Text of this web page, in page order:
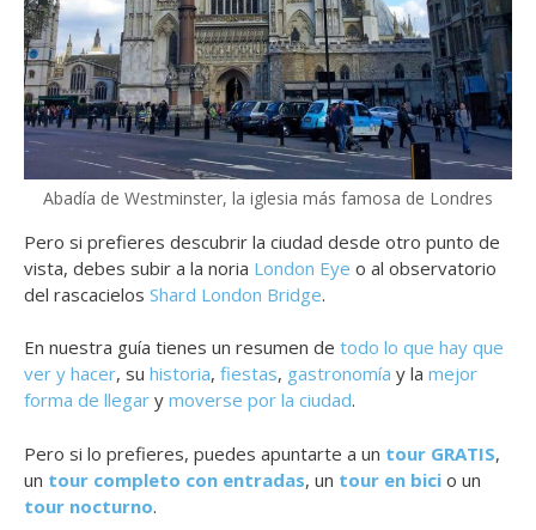
Abadía de Westminster, la iglesia más famosa de Londres
Pero si prefieres descubrir la ciudad desde otro punto de
vista, debes subir a la noria London Eye o al observatorio
del rascacielos Shard London Bridge.
En nuestra guía tienes un resumen de todo lo que hay que
ver y hacer, su historia, fiestas, gastronomía y la mejor
forma de llegar y moverse por la ciudad.
Pero si lo prefieres, puedes apuntarte a un tour GRATIS,
un tour completo con entradas, un tour en bici o un
tour nocturno.